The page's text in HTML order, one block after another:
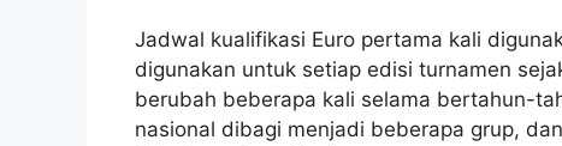
Jadwal kualifikasi Euro pertama kali
digunakan untuk setiap edisi turnamen
berubah beberapa kali selama bertahun-
nasional dibagi menjadi beberapa grup,